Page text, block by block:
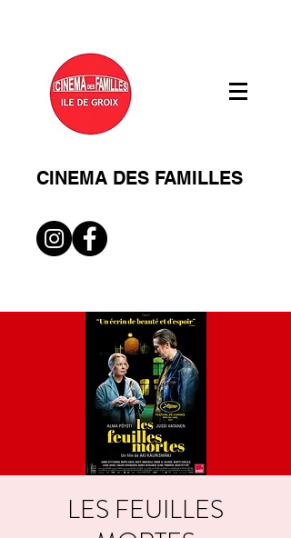
CINEMA DES FAMILLES
LES FEUILLES